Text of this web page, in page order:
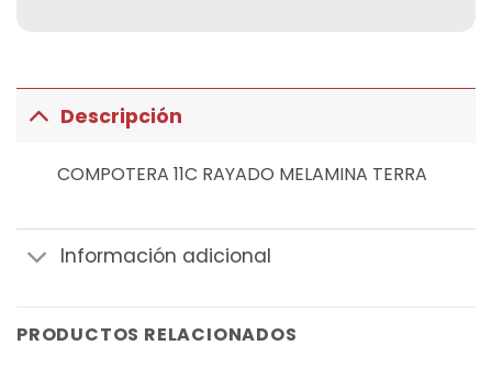
Descripción
COMPOTERA 11C RAYADO MELAMINA TERRA
Información adicional
PRODUCTOS RELACIONADOS